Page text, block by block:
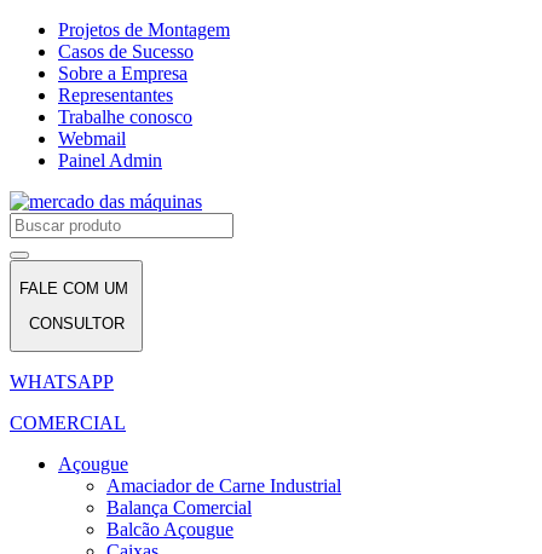
Projetos de Montagem
Casos de Sucesso
Sobre a Empresa
Representantes
Trabalhe conosco
Webmail
Painel Admin
FALE COM UM
CONSULTOR
WHATSAPP
COMERCIAL
Açougue
Amaciador de Carne Industrial
Balança Comercial
Balcão Açougue